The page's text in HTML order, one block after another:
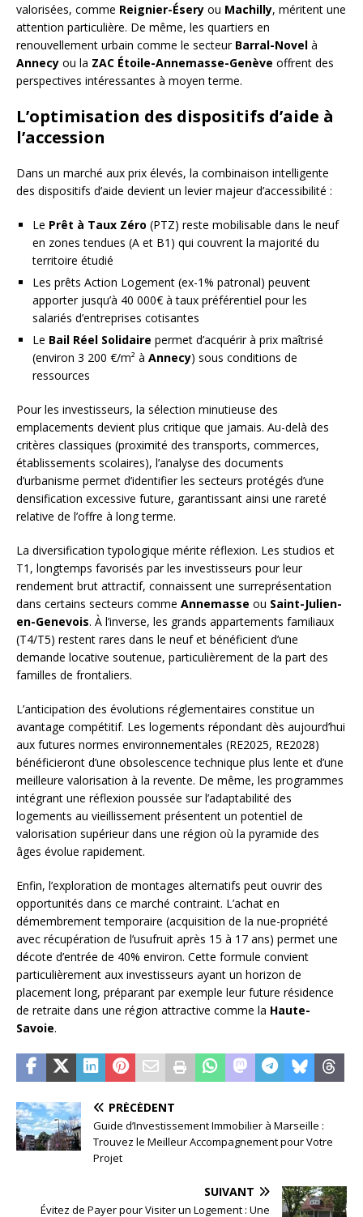
valorisées, comme Reignier-Ésery ou Machilly, méritent une
attention particulière. De même, les quartiers en
renouvellement urbain comme le secteur Barral-Novel à
Annecy ou la ZAC Étoile-Annemasse-Genève offrent des
perspectives intéressantes à moyen terme.
L’optimisation des dispositifs d’aide à
l’accession
Dans un marché aux prix élevés, la combinaison intelligente
des dispositifs d’aide devient un levier majeur d’accessibilité :
Le Prêt à Taux Zéro (PTZ) reste mobilisable dans le neuf
en zones tendues (A et B1) qui couvrent la majorité du
territoire étudié
Les prêts Action Logement (ex-1% patronal) peuvent
apporter jusqu’à 40 000€ à taux préférentiel pour les
salariés d’entreprises cotisantes
Le Bail Réel Solidaire permet d’acquérir à prix maîtrisé
(environ 3 200 €/m² à Annecy) sous conditions de
ressources
Pour les investisseurs, la sélection minutieuse des
emplacements devient plus critique que jamais. Au-delà des
critères classiques (proximité des transports, commerces,
établissements scolaires), l’analyse des documents
d’urbanisme permet d’identifier les secteurs protégés d’une
densification excessive future, garantissant ainsi une rareté
relative de l’offre à long terme.
La diversification typologique mérite réflexion. Les studios et
T1, longtemps favorisés par les investisseurs pour leur
rendement brut attractif, connaissent une surreprésentation
dans certains secteurs comme Annemasse ou Saint-Julien-
en-Genevois. À l’inverse, les grands appartements familiaux
(T4/T5) restent rares dans le neuf et bénéficient d’une
demande locative soutenue, particulièrement de la part des
familles de frontaliers.
L’anticipation des évolutions réglementaires constitue un
avantage compétitif. Les logements répondant dès aujourd’hui
aux futures normes environnementales (RE2025, RE2028)
bénéficieront d’une obsolescence technique plus lente et d’une
meilleure valorisation à la revente. De même, les programmes
intégrant une réflexion poussée sur l’adaptabilité des
logements au vieillissement présentent un potentiel de
valorisation supérieur dans une région où la pyramide des
âges évolue rapidement.
Enfin, l’exploration de montages alternatifs peut ouvrir des
opportunités dans ce marché contraint. L’achat en
démembrement temporaire (acquisition de la nue-propriété
avec récupération de l’usufruit après 15 à 17 ans) permet une
décote d’entrée de 40% environ. Cette formule convient
particulièrement aux investisseurs ayant un horizon de
placement long, préparant par exemple leur future résidence
de retraite dans une région attractive comme la Haute-
Savoie.
PRÉCÉDENT
Guide d’Investissement Immobilier à Marseille :
Trouvez le Meilleur Accompagnement pour Votre
Projet
SUIVANT
Évitez de Payer pour Visiter un Logement : Une